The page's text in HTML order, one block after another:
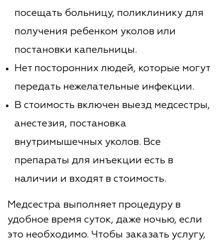
посещать больницу, поликлинику для
получения ребенком уколов или
постановки капельницы.
Нет посторонних людей, которые могут
передать нежелательные инфекции.
В стоимость включен выезд медсестры,
анестезия, постановка
внутримышечных уколов. Все
препараты для инъекции есть в
наличии и входят в стоимость.
Медсестра выполняет процедуру в
удобное время суток, даже ночью, если
это необходимо. Чтобы заказать услугу,